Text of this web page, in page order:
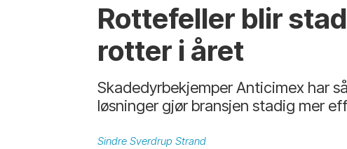
Rottefeller blir
rotter i året
Skadedyrbekjemper Anticimex har
løsninger gjør bransjen stadig mer
Sindre Sverdrup Strand